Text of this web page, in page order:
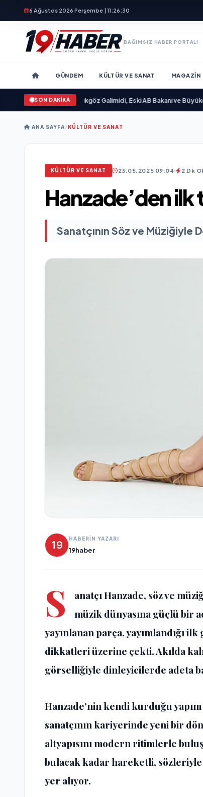
6 Ağustos 2026 Perşembe | 11:26:31
BAĞIMSIZ HABER PORTALI
GÜNDEM KÜLTÜR VE SANAT MAGAZIN
SON DAKİKA
Ali Emre Açıkgöz Galimidi, Eski AB Bakanı ve Büyükelçi
ANA SAYFA/KÜLTÜR VE SANAT
KÜLTÜR VE SANAT 23.05.2025 09:04 2 Dk
Hanzade’den ilk
Sanatçının Söz ve Müziğiyle
HABERİN YAZARI
19haber
S
anatçı Hanzade, söz ve
müzik dünyasına güçlü bir
yayınlanan parça, yayımlandığı
dikkatleri üzerine çekti. Akılda
görselliğiyle dinleyicilerde adeta
Hanzade’nin kendi kurduğu
sanatçının kariyerinde yeni bir
altyapısını modern ritimlerle
bulacak kadar hareketli,
yer alıyor.